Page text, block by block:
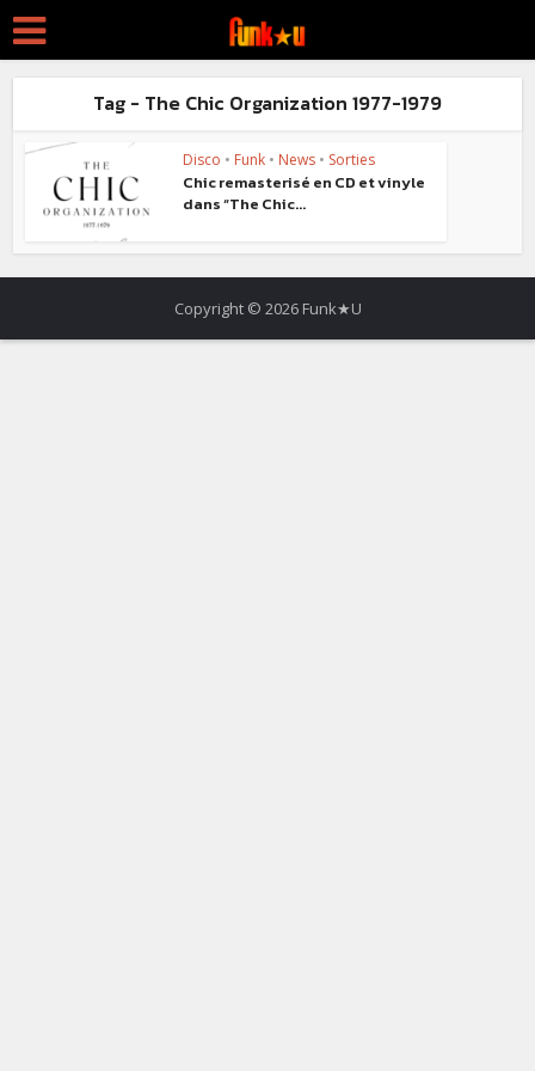
Tag - The Chic Organization 1977-1979
Disco • Funk • News • Sorties
Chic remasterisé en CD et vinyle
dans “The Chic...
Copyright © 2026 Funk★U